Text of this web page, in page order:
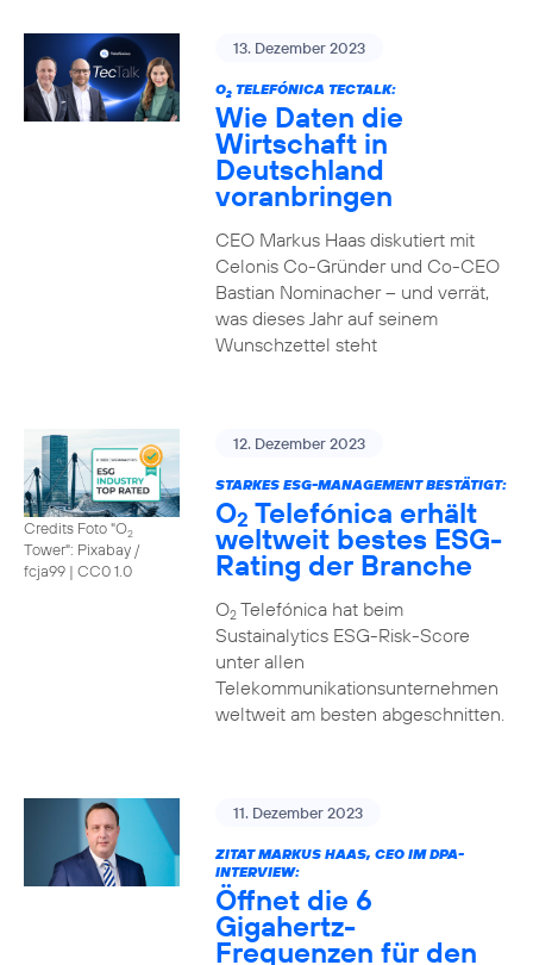
13. Dezember 2023
O2TELEFÓNICA TECTALK:
Wie Daten die
Wirtschaft in
Deutschland
voranbringen
CEO Markus Haas diskutiert mit
Celonis Co-Gründer und Co-CEO
Bastian Nominacher – und verrät,
was dieses Jahr auf seinem
Wunschzettel steht
Credits Foto "O2
Tower": Pixabay /
fcja99 | CC0 1.0
12. Dezember 2023
STARKES ESG-MANAGEMENT BESTÄTIGT:
O2 Telefónica erhält
weltweit bestes ESG-
Rating der Branche
O2Telefónica hat beim
Sustainalytics ESG-Risk-Score
unter allen
Telekommunikationsunternehmen
weltweit am besten abgeschnitten.
11. Dezember 2023
ZITAT MARKUS HAAS, CEO IM DPA-
INTERVIEW:
Öffnet die 6
Gigahertz-
Frequenzen für den